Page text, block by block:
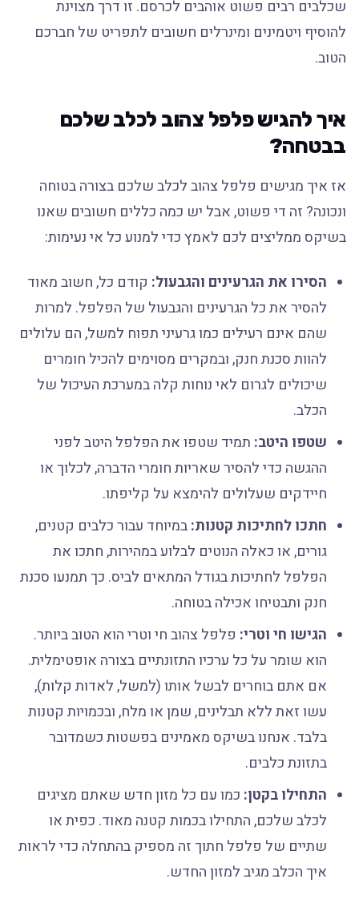
שכלבים רבים פשוט אוהבים לכרסם. זו דרך מצוינת
להוסיף ויטמינים ומינרלים חשובים לתפריט של חברכם
הטוב.
איך להגיש פלפל צהוב לכלב שלכם
בבטחה?
אז איך מגישים פלפל צהוב לכלב שלכם בצורה בטוחה
ונכונה? זה די פשוט, אבל יש כמה כללים חשובים שאנו
בשיקס ממליצים לכם לאמץ כדי למנוע כל אי נעימות:
הסירו את הגרעינים והגבעול:קודם כל, חשוב מאוד
להסיר את כל הגרעינים והגבעול של הפלפל. למרות
שהם אינם רעילים כמו גרעיני תפוח למשל, הם עלולים
להוות סכנת חנק, ובמקרים מסוימים להכיל חומרים
שיכולים לגרום לאי נוחות קלה במערכת העיכול של
הכלב.
שטפו היטב:תמיד שטפו את הפלפל היטב לפני
ההגשה כדי להסיר שאריות חומרי הדברה, לכלוך או
חיידקים שעלולים להימצא על קליפתו.
חתכו לחתיכות קטנות:במיוחד עבור כלבים קטנים,
גורים, או כאלה הנוטים לבלוע במהירות, חתכו את
הפלפל לחתיכות בגודל המתאים לביס. כך תמנעו סכנת
חנק ותבטיחו אכילה בטוחה.
הגישו חי וטרי:פלפל צהוב חי וטרי הוא הטוב ביותר.
הוא שומר על כל ערכיו התזונתיים בצורה אופטימלית.
אם אתם בוחרים לבשל אותו (למשל, לאדות קלות),
עשו זאת ללא תבלינים, שמן או מלח, ובכמויות קטנות
בלבד. אנחנו בשיקס מאמינים בפשטות כשמדובר
בתזונת כלבים.
התחילו בקטן:כמו עם כל מזון חדש שאתם מציגים
לכלב שלכם, התחילו בכמות קטנה מאוד. כפית או
שתיים של פלפל חתוך זה מספיק בהתחלה כדי לראות
איך הכלב מגיב למזון החדש.